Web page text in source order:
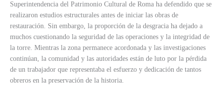
Superintendencia del Patrimonio Cultural de Roma ha defendido que se
realizaron estudios estructurales antes de iniciar las obras de
restauración. Sin embargo, la proporción de la desgracia ha dejado a
muchos cuestionando la seguridad de las operaciones y la integridad de
la torre. Mientras la zona permanece acordonada y las investigaciones
continúan, la comunidad y las autoridades están de luto por la pérdida
de un trabajador que representaba el esfuerzo y dedicación de tantos
obreros en la preservación de la historia.